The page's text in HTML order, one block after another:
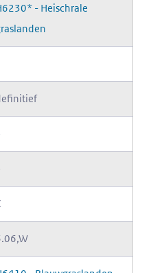
- Heischrale